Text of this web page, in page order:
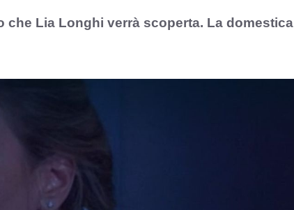
che Lia Longhi verrà scoperta. La domestica